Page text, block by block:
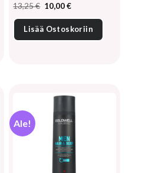
13,25€ Alkuperäinen
hinta
oli:
13,25 €.
10,00€Nykyinen
on:
10,00 €.
Lisää Ostoskoriin
Ale!